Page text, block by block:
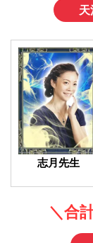
志月先生
＼合